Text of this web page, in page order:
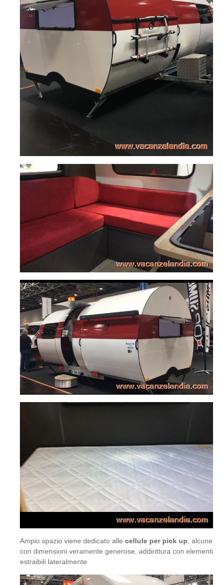
Ampio spazio viene dedicato alle cellule per pick up , alcune
con dimensioni veramente generose, addirittura con elementi
estraibili lateralmente